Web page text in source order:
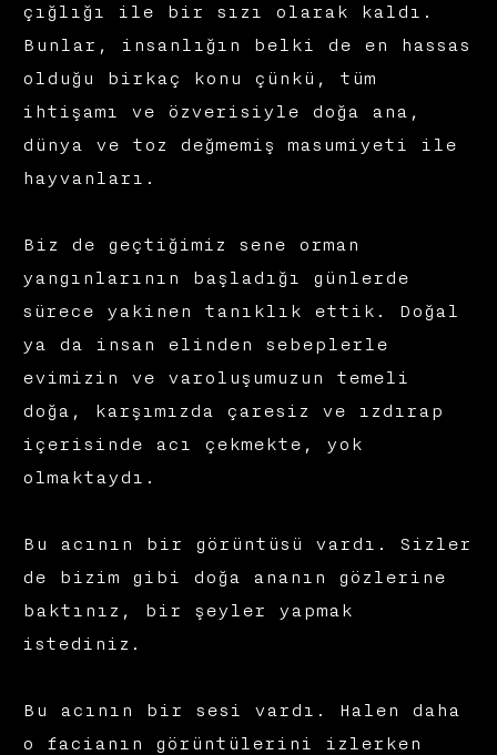
çığlığı ile bir sızı olarak kaldı.
Bunlar, insanlığın belki de en hassas
olduğu birkaç konu çünkü, tüm
ihtişamı ve özverisiyle doğa ana,
dünya ve toz değmemiş masumiyeti ile
hayvanları.
Biz de geçtiğimiz sene orman
yangınlarının başladığı günlerde
sürece yakinen tanıklık ettik. Doğal
ya da insan elinden sebeplerle
evimizin ve varoluşumuzun temeli
doğa, karşımızda çaresiz ve ızdırap
içerisinde acı çekmekte, yok
olmaktaydı.
Bu acının bir görüntüsü vardı. Sizler
de bizim gibi doğa ananın gözlerine
baktınız, bir şeyler yapmak
istediniz.
Bu acının bir sesi vardı. Halen daha
o facianın görüntülerini izlerken